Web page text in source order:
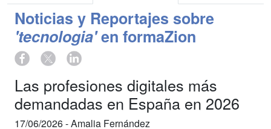
Noticias y Reportajes sobre
'tecnologia'en formaZion
Las profesiones digitales más
demandadas en España en 2026
17/06/2026 -Amalia Fernández